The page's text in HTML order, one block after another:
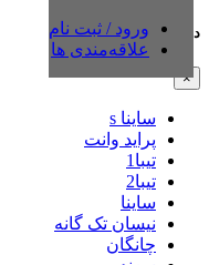
دسته‌بندی‌ها
×
ساینا s
پراید وانت
تیبا1
تیبا2
ساینا
نیسان تک گانه
چانگان
ورود / ثبت نام
علاقه‌مندی ها